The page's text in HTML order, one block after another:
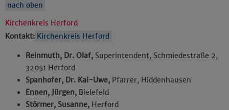
nach oben
Kirchenkreis Herford
Kontakt: Kirchenkreis Herford
Reinmuth, Dr. Olaf, Superintendent, Schmiedestraße 2,
32051 Herford
Spanhofer, Dr. Kai-Uwe, Pfarrer, Hiddenhausen
Ennen, Jürgen, Bielefeld
Störmer, Susanne, Herford